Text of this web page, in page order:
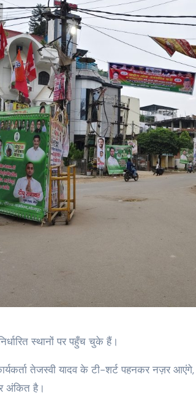
स्थानों पर पहुँच चुके हैं।
तेजस्वी यादव के टी-शर्ट पहनकर नज़र
अंकित है।